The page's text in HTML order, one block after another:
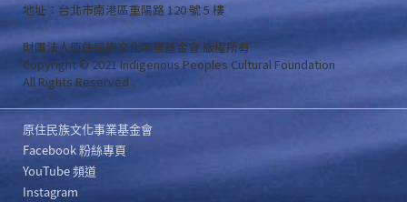
地址：台北市南港區重陽路 120 號 5 樓
財團法人原住民族文化事業基金會 版權所有
Copyright © 2021 Indigenous Peoples Cultural Foundation
All Rights Reserved .
原住民族文化事業基金會
Facebook 粉絲專頁
YouTube 頻道
Instagram